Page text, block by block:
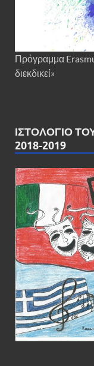
Πρόγραμμα
διεκδικεί»
ΙΣΤΟΛΌΓΙΟ
2018-2019